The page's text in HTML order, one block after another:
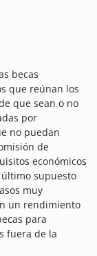
becas
que reúnan los
que sean o no
por
no puedan
de
económicos
supuesto
muy
un rendimiento
para
fuera de la